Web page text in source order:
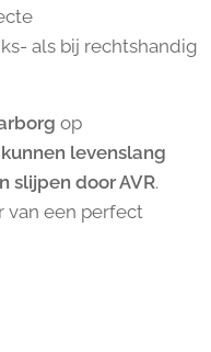
als bij rechtshandig
op
levenslang
slijpen door AVR.
van een perfect